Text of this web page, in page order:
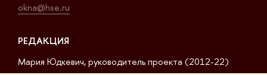
okna@hse.ru
РЕДАКЦИЯ
Мария Юдкевич, руководитель проекта (2012-22)